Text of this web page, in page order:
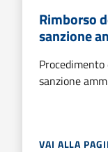
Rimborso
sanzione
sanzione
VAI ALLA